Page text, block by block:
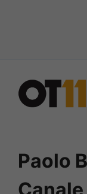
contenuto
Paolo